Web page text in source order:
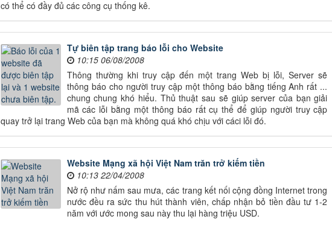
có thể có đầy đủ các công cụ thống kê.
Tự biên tập trang báo lỗi cho Website
10:15 06/08/2008
Thông thường khi truy cập đến một trang Web bị lỗi, Server sẽ
thông báo cho người truy cập một thông báo bằng tiếng Anh rất ...
chung chung khó hiểu. Thủ thuật sau sẽ giúp server của bạn giải
mã các lỗi bằng một thông báo rất cụ thể để giúp người truy cập
quay trở lại trang Web của bạn mà không quá khó chịu với cáci lỗi đó.
Website Mạng xã hội Việt Nam trăn trở kiếm tiền
10:13 22/04/2008
Nở rộ như nấm sau mưa, các trang kết nối cộng đồng Internet trong
nước đều ra sức thu hút thành viên, chấp nhận bỏ tiền đầu tư 1-2
năm với ước mong sau này thu lại hàng triệu USD.